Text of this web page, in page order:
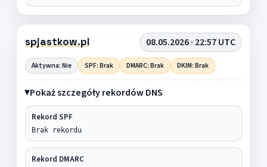
spjastkow.pl 08.05.2026 · 22:57 UTC
Aktywna: Nie SPF: Brak DMARC: Brak DKIM: Brak
Pokaż szczegóły rekordów DNS
Rekord SPF
Brak rekordu
Rekord DMARC